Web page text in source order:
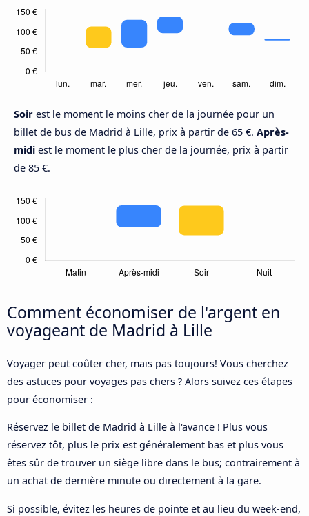
Soir est le moment le moins cher de la journée pour un
billet de bus de Madrid à Lille, prix à partir de 65 €. Après-
midi est le moment le plus cher de la journée, prix à partir
de 85 €.
Comment économiser de l'argent en
voyageant de Madrid à Lille
Voyager peut coûter cher, mais pas toujours! Vous cherchez
des astuces pour voyages pas chers ? Alors suivez ces étapes
pour économiser :
Réservez le billet de Madrid à Lille à l'avance ! Plus vous
réservez tôt, plus le prix est généralement bas et plus vous
êtes sûr de trouver un siège libre dans le bus; contrairement à
un achat de dernière minute ou directement à la gare.
Si possible, évitez les heures de pointe et au lieu du week-end,